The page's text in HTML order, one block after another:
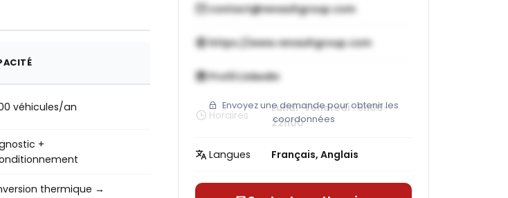
véhicules/an
+
thermique →
contact@renaultgroup.com
https://www.renaultgroup.com
Profil LinkedIn
Envoyez une demande pour obtenir les
coordonnées
Horaires
Lundi-Vendredi : 6h00-
22h00
Langues Français, Anglais